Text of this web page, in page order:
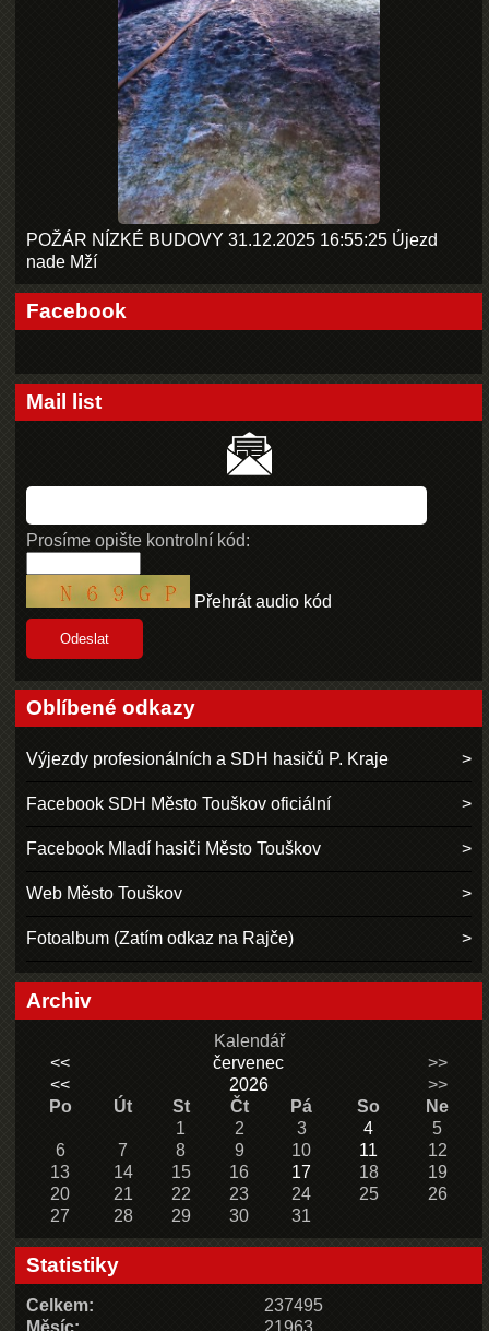
POŽÁR NÍZKÉ BUDOVY 31.12.2025 16:55:25 Újezd
nade Mží
Facebook
Mail list
Prosíme opište kontrolní kód:
Přehrát audio kód
Oblíbené odkazy
Výjezdy profesionálních a SDH hasičů P. Kraje
Facebook SDH Město Touškov oficiální
Facebook Mladí hasiči Město Touškov
Web Město Touškov
Fotoalbum (Zatím odkaz na Rajče)
Archiv
Kalendář
<<
červenec
>>
<<
2026
>>
Po
Út St Čt Pá So
Ne
1
2 3 4
5
6
7 8 9 10 11
12
13
14 15 16 17 18
19
20
21 22 23 24 25
26
27
28 29 30 31
Statistiky
Celkem:
237495